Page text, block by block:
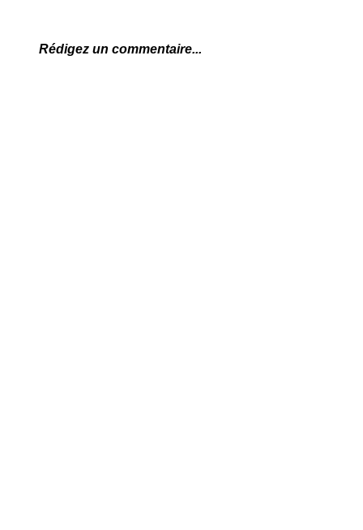
Rédigez un commentaire...